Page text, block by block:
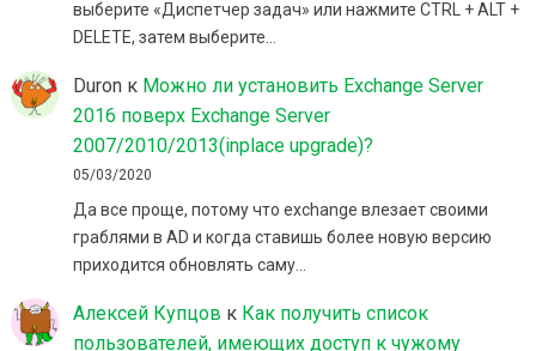
выберите «Диспетчер задач» или нажмите CTRL + ALT +
DELETE, затем выберите…
Duronк Можно ли установить Exchange Server
2016 поверх Exchange Server
2007/2010/2013(inplace upgrade)?
05/03/2020
Да все проще, потому что exchange влезает своими
граблями в AD и когда ставишь более новую версию
приходится обновлять саму…
Алексей Купцов к Как получить список
пользователей, имеющих доступ к чужому